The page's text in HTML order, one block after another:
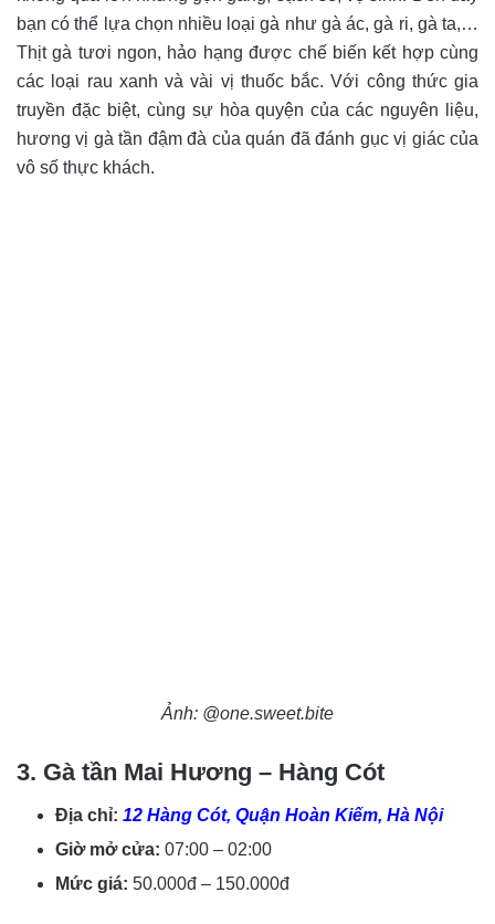
bạn có thể lựa chọn nhiều loại gà như gà ác, gà ri, gà ta,…
Thịt gà tươi ngon, hảo hạng được chế biến kết hợp cùng
các loại rau xanh và vài vị thuốc bắc. Với công thức gia
truyền đặc biệt, cùng sự hòa quyện của các nguyên liệu,
hương vị gà tần đậm đà của quán đã đánh gục vị giác của
vô số thực khách.
Ảnh: @one.sweet.bite
3. Gà tần Mai Hương – Hàng Cót
Địa chỉ: 12 Hàng Cót, Quận Hoàn Kiếm, Hà Nội
Giờ mở cửa: 07:00 – 02:00
Mức giá: 50.000đ – 150.000đ